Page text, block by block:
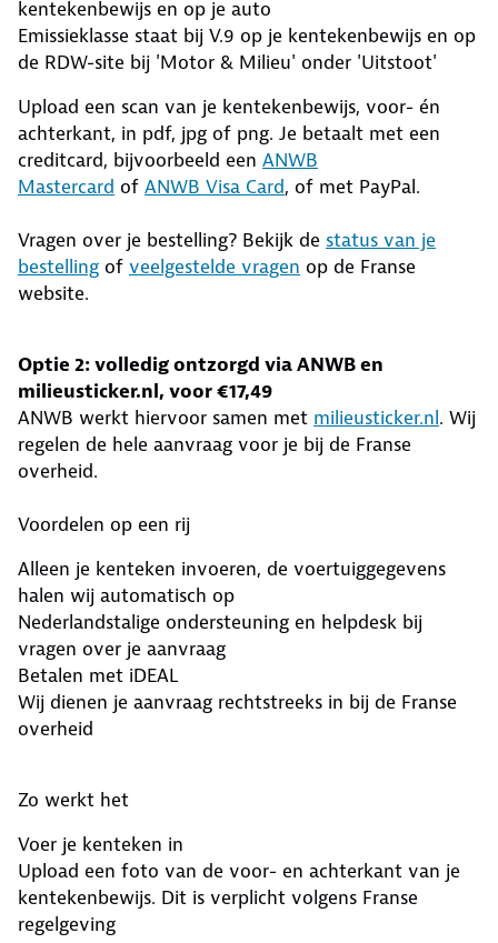
kentekenbewijs en op je auto
Emissieklasse staat bij V.9 op je kentekenbewijs en op
de RDW-site bij 'Motor & Milieu' onder 'Uitstoot'
Upload een scan van je kentekenbewijs, voor- én
achterkant, in pdf, jpg of png. Je betaalt met een
creditcard, bijvoorbeeld een ANWB
Mastercard of ANWB Visa Card, of met PayPal.
Vragen over je bestelling? Bekijk de status van je
bestelling of veelgestelde vragen op de Franse
website.
Optie 2: volledig ontzorgd via ANWB en
milieusticker.nl, voor €17,49
ANWB werkt hiervoor samen met milieusticker.nl. Wij
regelen de hele aanvraag voor je bij de Franse
overheid.
Voordelen op een rij
Alleen je kenteken invoeren, de voertuiggegevens
halen wij automatisch op
Nederlandstalige ondersteuning en helpdesk bij
vragen over je aanvraag
Betalen met iDEAL
Wij dienen je aanvraag rechtstreeks in bij de Franse
overheid
Zo werkt het
Voer je kenteken in
Upload een foto van de voor- en achterkant van je
kentekenbewijs. Dit is verplicht volgens Franse
regelgeving